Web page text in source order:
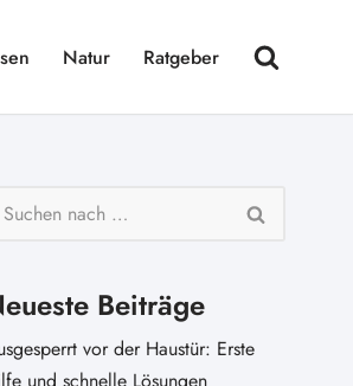
Natur Ratgeber
Beiträge
vor der Haustür: Erste